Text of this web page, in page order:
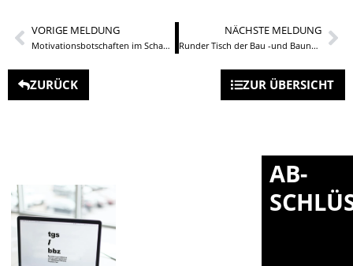
VORIGE MELDUNG
Motivationsbotschaften im Schaufenster
NÄCHSTE MELDUNG
Runder Tisch der Bau -und Baunebenberufe
ZURÜCK ZUR ÜBERSICHT
AB-